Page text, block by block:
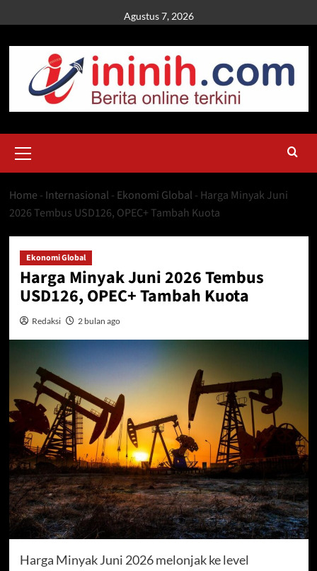
to
content
Agustus 7, 2026
Menu
Home - Internasional - Ekonomi Global - Harga Minyak Juni
2026 Tembus USD126, OPEC+ Tambah Kuota
Ekonomi Global
Harga Minyak Juni 2026 Tembus
USD126, OPEC+ Tambah Kuota
Redaksi 2 bulan ago
Harga Minyak Juni 2026 melonjak ke level